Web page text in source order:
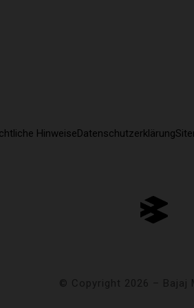
© Copyright 2026 – Bajaj
HinweiseDatenschutzerklärung